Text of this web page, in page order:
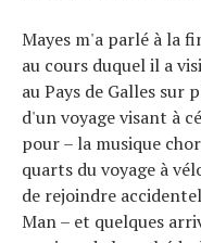
Mayes m'a parlé à la
au cours duquel il a
au Pays de Galles sur
d'un voyage visant à
pour – la musique
quarts du voyage à
de rejoindre
Man – et quelques